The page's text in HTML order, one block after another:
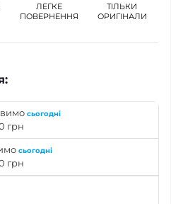
ЛЕГКЕ
ПОВЕРНЕННЯ
ТІЛЬКИ
ОРИГІНАЛИ
сьогодні
грн
сьогодні
грн